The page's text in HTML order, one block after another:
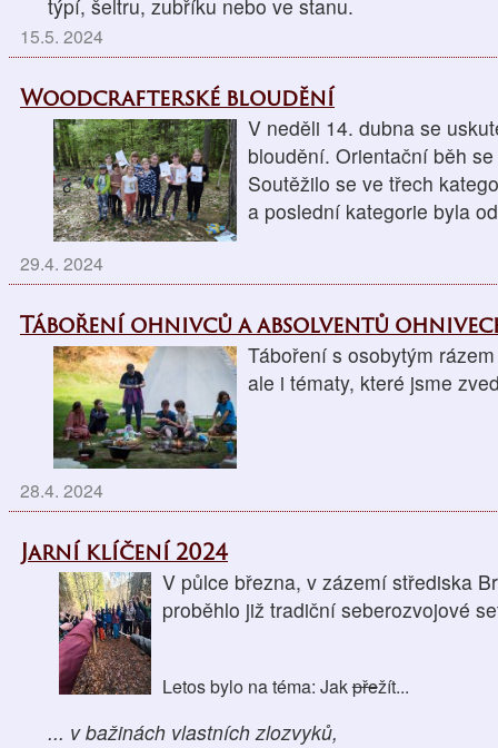
týpí, šeltru, zubříku nebo ve stanu.
15.5. 2024
Woodcrafterské bloudění
V neděli 14. dubna se
bloudění. Orientační běh
Soutěžilo se ve třech
a poslední kategorie byla
29.4. 2024
Táboření ohnivců a absolventů
Táboření s osobytým
ale i tématy, které jsme
28.4. 2024
Jarní klíčení 2024
V půlce března, v zázemí střediska
proběhlo již tradiční seberozvojové
Letos bylo na téma: Jakpřežít...
... v bažinách vlastních zlozvyků,